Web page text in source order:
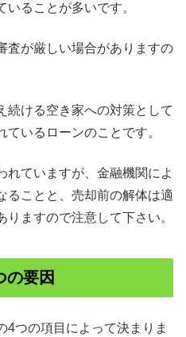
ることが多いです。
査が厳しい場合がありますの
続ける空き家への対策として
いるローンのことです。
れていますが、金融機関によ
ることと、売却前の解体は適
ますので注意して下さい。
の要因
4つの項目によって決まりま